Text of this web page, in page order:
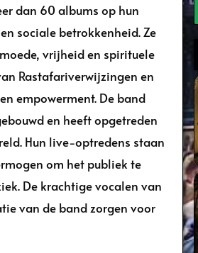
dan 60 albums op hun
sociale betrokkenheid. Ze
vrijheid en spirituele
Rastafariverwijzingen en
empowerment. De band
en heeft opgetreden
Hun live-optredens staan
om het publiek te
De krachtige vocalen van
van de band zorgen voor